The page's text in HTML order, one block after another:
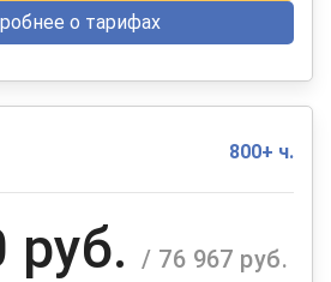
о тарифах
800+ ч.
руб. / 76 967 руб.